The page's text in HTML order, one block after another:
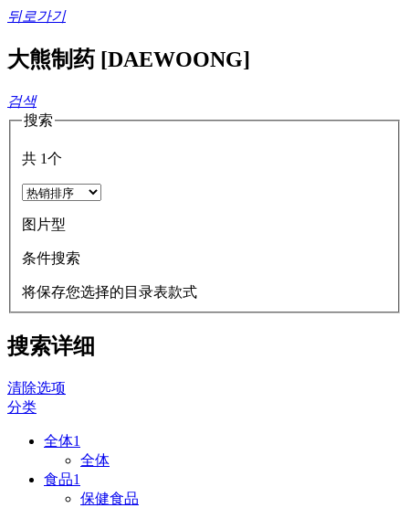
뒤로가기
大熊制药 [DAEWOONG]
검색
搜索
共 1个
图片型
条件搜索
将保存您选择的目录表款式
搜索详细
清除选项
分类
全体1
全体
食品1
保健食品